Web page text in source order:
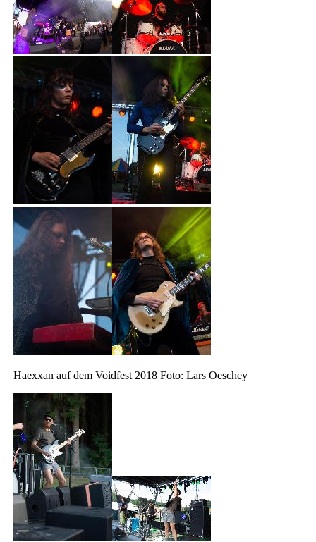
Haexxan auf dem Voidfest 2018 Foto: Lars Oeschey